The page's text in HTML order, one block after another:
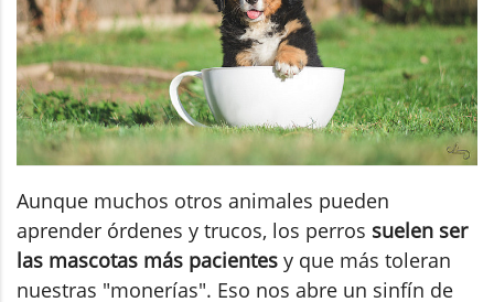
Aunque muchos otros animales pueden
aprender órdenes y trucos, los perros suelen ser
las mascotas más pacientes y que más toleran
nuestras "monerías". Eso nos abre un sinfín de